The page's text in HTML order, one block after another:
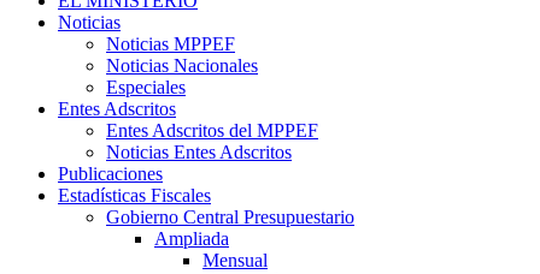
Noticias
Noticias MPPEF
Noticias Nacionales
Especiales
Entes Adscritos
Entes Adscritos del MPPEF
Noticias Entes Adscritos
Publicaciones
Estadísticas Fiscales
Gobierno Central Presupuestario
Ampliada
Mensual